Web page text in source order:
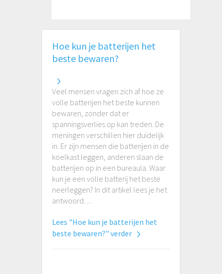
Hoe kun je batterijen het
beste bewaren?
Veel mensen vragen zich af hoe ze
volle batterijen het beste kunnen
bewaren, zonder dat er
spanningsverlies op kan treden. De
meningen verschillen hier duidelijk
in. Er zijn mensen die batterijen in de
koelkast leggen, anderen slaan de
batterijen op in een bureaula. Waar
kun je een volle batterij het beste
neerleggen? In dit artikel lees je het
antwoord. ...
Lees "Hoe kun je batterijen het
beste bewaren?" verder